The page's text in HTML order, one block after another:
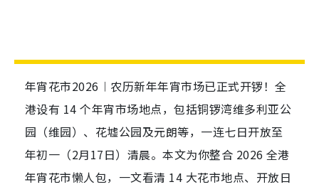
年宵花市2026︱农历新年年宵市场已正式开锣！全
港设有 14 个年宵市场地点，包括铜锣湾维多利亚公
园（维园）、花墟公园及元朗等，一连七日开放至
年初一（2月17日）清晨。本文为你整合 2026 全港
年宵花市懒人包，一文看清 14 大花市地点、开放日